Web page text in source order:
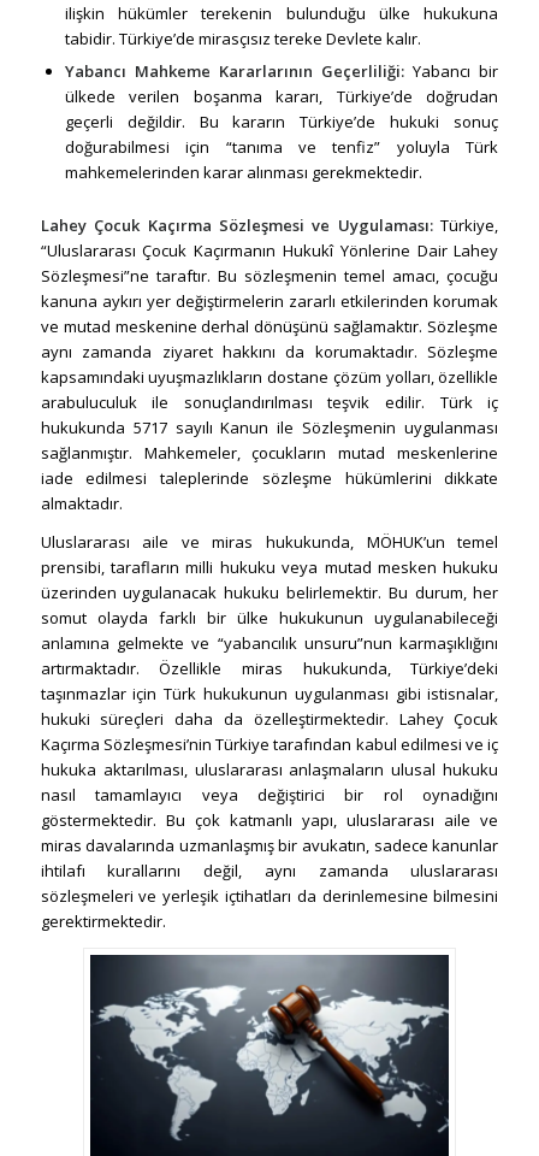
ilişkin hükümler terekenin bulunduğu ülke hukukuna
tabidir. Türkiye’de mirasçısız tereke Devlete kalır.
Yabancı Mahkeme Kararlarının Geçerliliği: Yabancı bir
ülkede verilen boşanma kararı, Türkiye’de doğrudan
geçerli değildir. Bu kararın Türkiye’de hukuki sonuç
doğurabilmesi için “tanıma ve tenfiz” yoluyla Türk
mahkemelerinden karar alınması gerekmektedir.
Lahey Çocuk Kaçırma Sözleşmesi ve Uygulaması:Türkiye,
“Uluslararası Çocuk Kaçırmanın Hukukî Yönlerine Dair Lahey
Sözleşmesi”ne taraftır. Bu sözleşmenin temel amacı, çocuğu
kanuna aykırı yer değiştirmelerin zararlı etkilerinden korumak
ve mutad meskenine derhal dönüşünü sağlamaktır. Sözleşme
aynı zamanda ziyaret hakkını da korumaktadır. Sözleşme
kapsamındaki uyuşmazlıkların dostane çözüm yolları, özellikle
arabuluculuk ile sonuçlandırılması teşvik edilir. Türk iç
hukukunda 5717 sayılı Kanun ile Sözleşmenin uygulanması
sağlanmıştır. Mahkemeler, çocukların mutad meskenlerine
iade edilmesi taleplerinde sözleşme hükümlerini dikkate
almaktadır.
Uluslararası aile ve miras hukukunda, MÖHUK’un temel
prensibi, tarafların milli hukuku veya mutad mesken hukuku
üzerinden uygulanacak hukuku belirlemektir. Bu durum, her
somut olayda farklı bir ülke hukukunun uygulanabileceği
anlamına gelmekte ve “yabancılık unsuru”nun karmaşıklığını
artırmaktadır. Özellikle miras hukukunda, Türkiye’deki
taşınmazlar için Türk hukukunun uygulanması gibi istisnalar,
hukuki süreçleri daha da özelleştirmektedir. Lahey Çocuk
Kaçırma Sözleşmesi’nin Türkiye tarafından kabul edilmesi ve iç
hukuka aktarılması, uluslararası anlaşmaların ulusal hukuku
nasıl tamamlayıcı veya değiştirici bir rol oynadığını
göstermektedir. Bu çok katmanlı yapı, uluslararası aile ve
miras davalarında uzmanlaşmış bir avukatın, sadece kanunlar
ihtilafı kurallarını değil, aynı zamanda uluslararası
sözleşmeleri ve yerleşik içtihatları da derinlemesine bilmesini
gerektirmektedir.